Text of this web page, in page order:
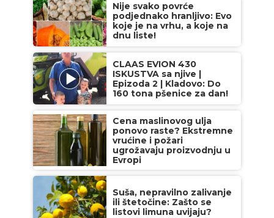
Nije svako povrće
podjednako hranljivo: Evo
koje je na vrhu, a koje na
dnu liste!
CLAAS EVION 430
ISKUSTVA sa njive |
Epizoda 2 | Kladovo: Do
160 tona pšenice za dan!
Cena maslinovog ulja
ponovo raste? Ekstremne
vrućine i požari
ugrožavaju proizvodnju u
Evropi
Suša, nepravilno zalivanje
ili štetočine: Zašto se
listovi limuna uvijaju?